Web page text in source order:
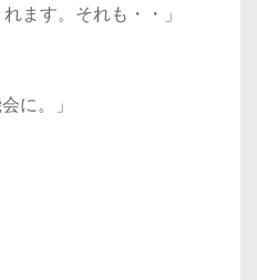
ます。それも・・」
に。」